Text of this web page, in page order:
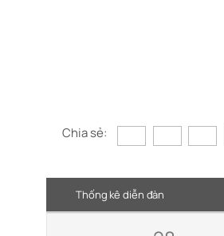
Chia sẻ:
Thống kê diễn đàn